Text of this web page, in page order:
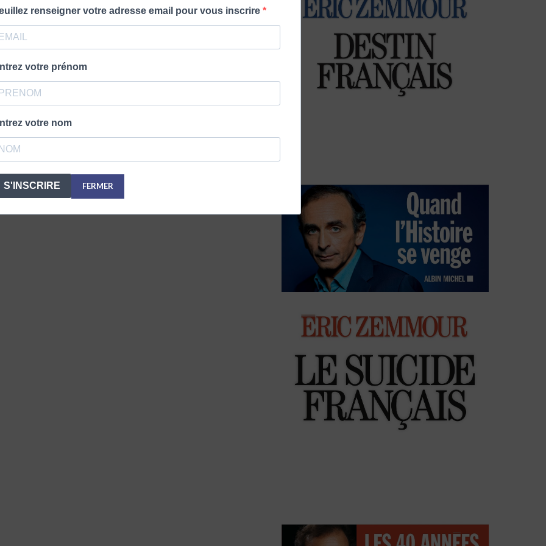
renseigner votre adresse email pour vous inscrire
votre prénom
votre nom
S'INSCRIRE FERMER